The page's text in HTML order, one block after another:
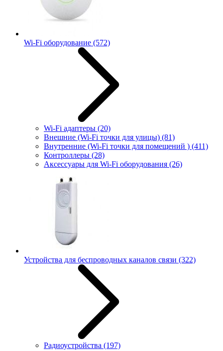
Wi-Fi оборудование (572)
Wi-Fi адаптеры (20)
Внешние (Wi-Fi точки для улицы) (81)
Внутренние (Wi-Fi точки для помещений ) (411)
Контроллеры (28)
Аксессуары для Wi-Fi оборудования (26)
Устройства для беспроводных каналов связи (322)
Радиоустройства (197)